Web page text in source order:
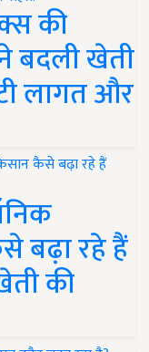
की
बदली खेती
लागत और
बढ़ा रहे हैं
की